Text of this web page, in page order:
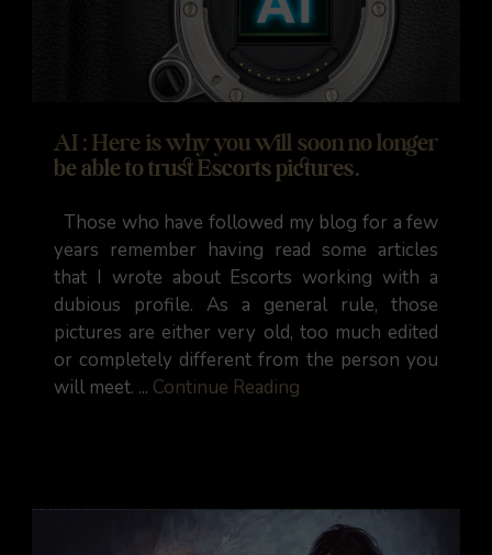
AI : Here is why you will soon no longer
be able to trust Escorts pictures.
Those who have followed my blog for a few
years remember having read some articles
that I wrote about Escorts working with a
dubious profile. As a general rule, those
pictures are either very old, too much edited
or completely different from the person you
will meet. ... Continue Reading